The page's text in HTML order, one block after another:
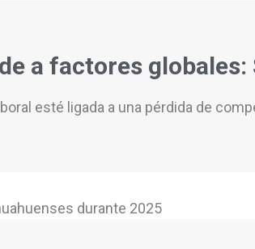
a factores globales:
esté ligada a una pérdida de